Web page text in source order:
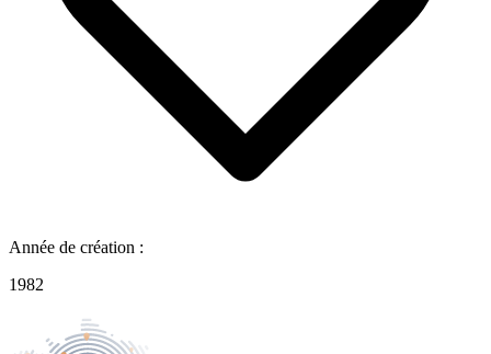
Année de création :
1982